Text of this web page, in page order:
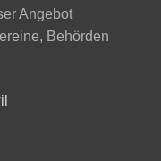
Angebot
Behörden